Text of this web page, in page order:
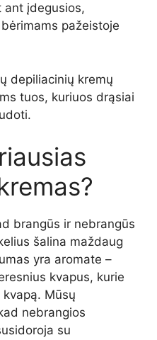
ant įdegusios,
pažeistoje
depiliacinių kremų
tuos, kuriuos drąsiai
brangūs ir nebrangūs
šalina maždaug
yra aromate –
kvapus, kurie
Mūsų
nebrangios
su